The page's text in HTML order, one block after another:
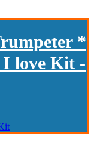
*
love Kit -